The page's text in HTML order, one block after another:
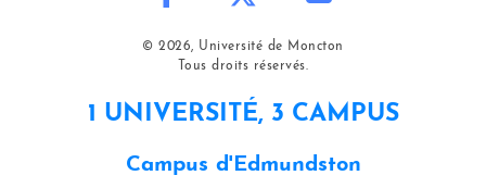
© 2026, Université de Moncton
Tous droits réservés.
1 UNIVERSITÉ, 3 CAMPUS
Campus d'Edmundston